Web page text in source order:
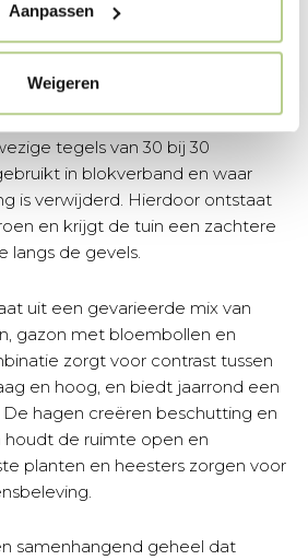
Aanpassen
Weigeren
bestaande
gekozen voor het hergebruik
en het terugdringen van
tegels van 30 bij 30
in blokverband en waar
is verwijderd. Hierdoor ontstaat
en krijgt de tuin een zachtere
langs de gevels.
uit een gevarieerde mix van
gazon met bloembollen en
zorgt voor contrast tussen
en hoog, en biedt jaarrond een
hagen creëren beschutting en
houdt de ruimte open en
planten en heesters zorgen voor
samenhangend geheel dat